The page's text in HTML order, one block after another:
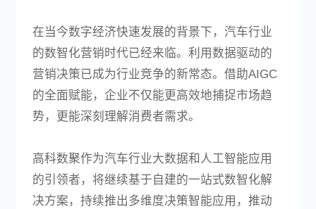
在当今数字经济快速发展的背景下，汽车行业
的数智化营销时代已经来临。利用数据驱动的
营销决策已成为行业竞争的新常态。借助AIGC
的全面赋能，企业不仅能更高效地捕捉市场趋
势，更能深刻理解消费者需求。
高科数聚作为汽车行业大数据和人工智能应用
的引领者，将继续基于自建的一站式数智化解
决方案，持续推出多维度决策智能应用，推动